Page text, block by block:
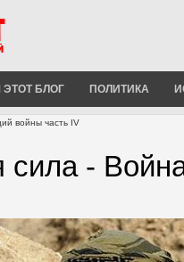
БЛОГ ПОЛИТИКА
войны часть IV
сила -